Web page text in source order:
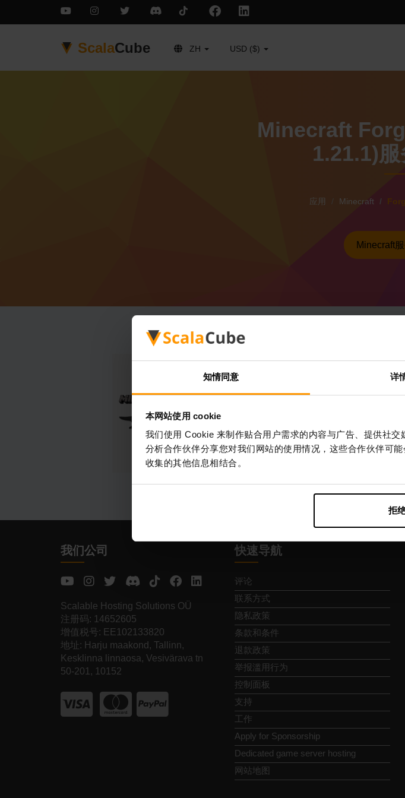
知情同意 详
本网站使用 cookie
我们使用 Cookie 来制作贴合用户需求的内容与广告、提供社
分析合作伙伴分享您对我们网站的使用情况，这些合作伙伴可
收集的其他信息相结合。
拒
ScalaCube ZH USD ($)
Minecraft
1.21.1)
应用 Minecraft
Minecraft
如何
服务器
通过
控
器 →
享受在
我们公司
Scalable Hosting Solutions OÜ
注册码: 14652605
增值税号: EE102133820
地址: Harju maakond, Tallinn,
Kesklinna linnaosa, Vesivärava tn
50-201, 10152
快速导航
评论
联系方式
隐私政策
条款和条件
退款政策
举报滥用行为
控制面板
支持
工作
Apply for Sponsorship
Dedicated game server hosting
网站地图